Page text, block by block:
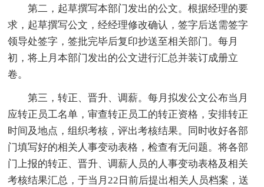
第二，起草撰写本部门发出的公文。根据经理的要
求，起草撰写公文，经经理修改确认，签字后送需签字
领导处签字，签批完毕后复印抄送至相关部门。每月
初，将上月本部门发出的公文进行汇总并装订成册立
卷。
第三，转正、晋升、调薪。每月拟发公文公布当月
应转正员工名单，审查转正员工的转正资格，安排转正
时间及地点，组织考核，评出考核结果。同时收好各部
门填写好的相关人事变动表格，检查有无问题。将各部
门上报的转正、晋升、调薪人员的人事变动表格及相关
考核结果汇总，于当月22日前后提出相关人员档案，送